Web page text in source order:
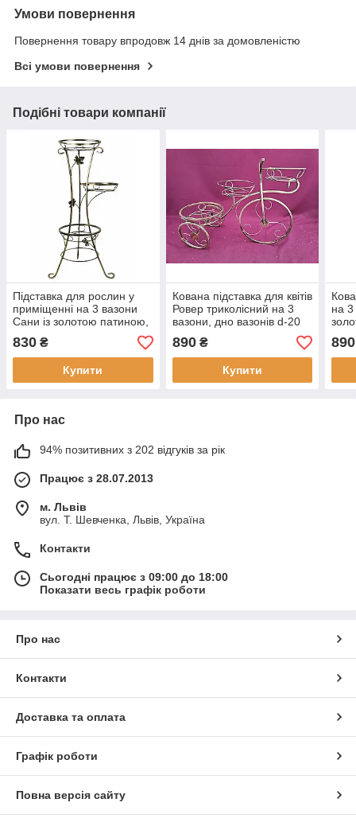
Умови повернення
Повернення товару впродовж 14 днів за домовленістю
Всі умови повернення
Подібні товари компанії
Підставка для рослин у
приміщенні на 3 вазони
Сани із золотою патиною,
дно вазону d-20 см,
Хатинка
830 ₴
Купити
Кована підставка для квітів
Ровер триколісний на 3
вазони, дно вазонів d-20
см, d-15 см, Хатинка
890₴
Купити
на 3
890
Про нас
94% позитивних з 202 відгуків за рік
Працює з 28.07.2013
м. Львів
вул. Т. Шевченка, Львів, Україна
Контакти
Сьогодні працює з 09:00 до 18:00
Показати весь графік роботи
Про нас
Контакти
Доставка та оплата
Графік роботи
Повна версія сайту